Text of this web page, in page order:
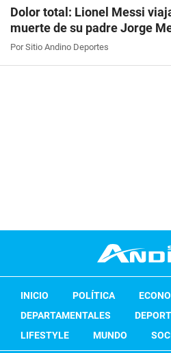
Dolor total: Lionel Messi
muerte de su padre Jorge
Por Sitio Andino Deportes
INICIO POLÍTICA
DEPARTAMENTALES
LIFESTYLE
MUNDO